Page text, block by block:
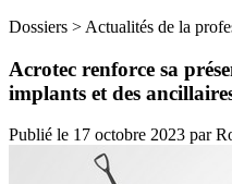
Dossiers > Actualités de la
Acrotec renforce sa
implants et des
Publié le 17 octobre 2023 par